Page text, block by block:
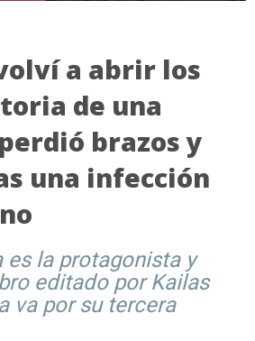
a abrir los
de una
brazos y
una infección
es la protagonista y
editado por Kailas
va por su tercera